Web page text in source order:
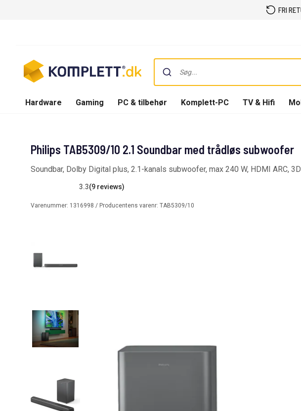
FRI
Hardware Gaming PC & tilbehør Komplett-PC TV & Hifi
Philips TAB5309/10 2.1 Soundbar med trådløs subwoofer
Soundbar, Dolby Digital plus, 2.1-kanals subwoofer, max 240 W, HDMI ARC,
3.3(9 reviews)
Varenummer: 1316998 / Producentens varenr: TAB5309/10